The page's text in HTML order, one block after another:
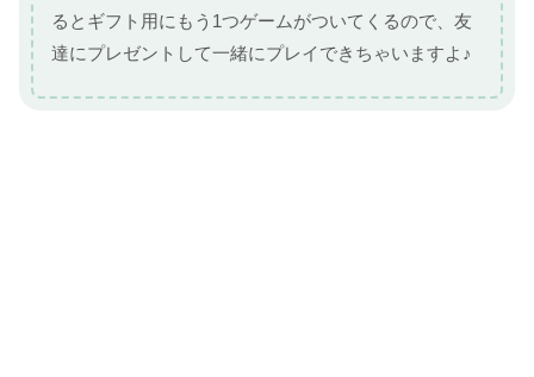
るとギフト用にもう1つゲームがついてくるので、友
達にプレゼントして一緒にプレイできちゃいますよ♪